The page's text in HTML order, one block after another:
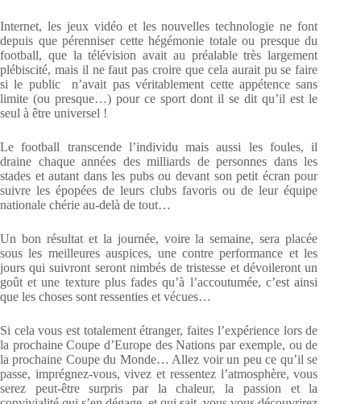
Internet, les jeux vidéo et les nouvelles technologie ne font
depuis que pérenniser cette hégémonie totale ou presque du
football, que la télévision avait au préalable très largement
plébiscité, mais il ne faut pas croire que cela aurait pu se faire
si le public n’avait pas véritablement cette appétence sans
limite (ou presque…) pour ce sport dont il se dit qu’il est le
seul à être universel !
Le football transcende l’individu mais aussi les foules, il
draine chaque années des milliards de personnes dans les
stades et autant dans les pubs ou devant son petit écran pour
suivre les épopées de leurs clubs favoris ou de leur équipe
nationale chérie au-delà de tout…
Un bon résultat et la journée, voire la semaine, sera placée
sous les meilleures auspices, une contre performance et les
jours qui suivront seront nimbés de tristesse et dévoileront un
goût et une texture plus fades qu’à l’accoutumée, c’est ainsi
que les choses sont ressenties et vécues…
Si cela vous est totalement étranger, faites l’expérience lors de
la prochaine Coupe d’Europe des Nations par exemple, ou de
la prochaine Coupe du Monde… Allez voir un peu ce qu’il se
passe, imprégnez-vous, vivez et ressentez l’atmosphère, vous
serez peut-être surpris par la chaleur, la passion et la